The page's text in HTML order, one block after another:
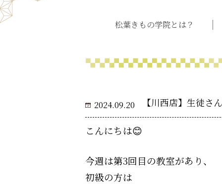
松葉きもの学院とは？
2024.09.20 【川西店】生徒さ
こんにちは😊
今週は第3回目の教室があり、
初級の方は